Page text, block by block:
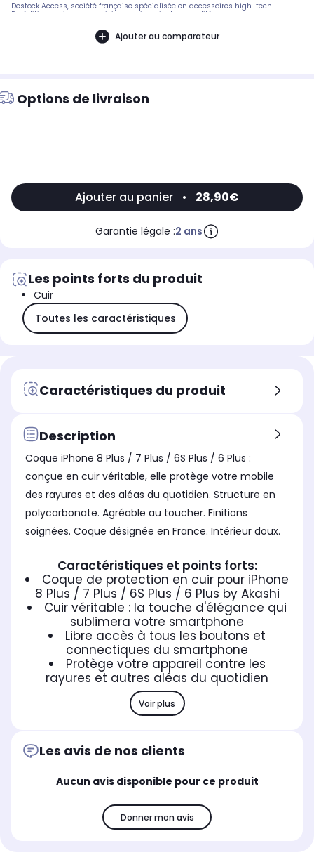
Destock Access, société française spécialisée en accessoires high-tech.
Expédition rapide avec suivi et service client de qualité.
Ajouter au comparateur
Options de livraison
Ajouter au panier • 28,90€
Garantie légale :2 ans
Les points forts du produit
Cuir
Toutes les caractéristiques
Caractéristiques du produit
Description
Coque iPhone 8 Plus / 7 Plus / 6S Plus / 6 Plus :
conçue en cuir véritable, elle protège votre mobile
des rayures et des aléas du quotidien. Structure en
polycarbonate. Agréable au toucher. Finitions
soignées. Coque désignée en France. Intérieur doux.
Caractéristiques et points forts:
Coque de protection en cuir pour iPhone
8 Plus / 7 Plus / 6S Plus / 6 Plus by Akashi
Cuir véritable : la touche d'élégance qui
sublimera votre smartphone
Libre accès à tous les boutons et
connectiques du smartphone
Protège votre appareil contre les
rayures et autres aléas du quotidien
Voir plus
Les avis de nos clients
Aucun avis disponible pour ce produit
Donner mon avis